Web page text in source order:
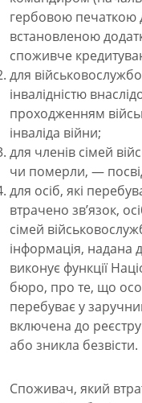
гербовою печаткою
встановленою
споживче
для
інвалідністю
проходженням
інваліда війни;
для членів сімей
чи померли, —
для осіб, які
втрачено зв’язок,
сімей
інформація, надана
виконує функції
бюро, про те, що
перебуває у
включена до
або зникла безвісти.
Споживач, який